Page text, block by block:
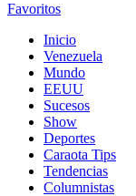
Favoritos
Inicio
Venezuela
Mundo
EEUU
Sucesos
Show
Deportes
Caraota Tips
Tendencias
Columnistas